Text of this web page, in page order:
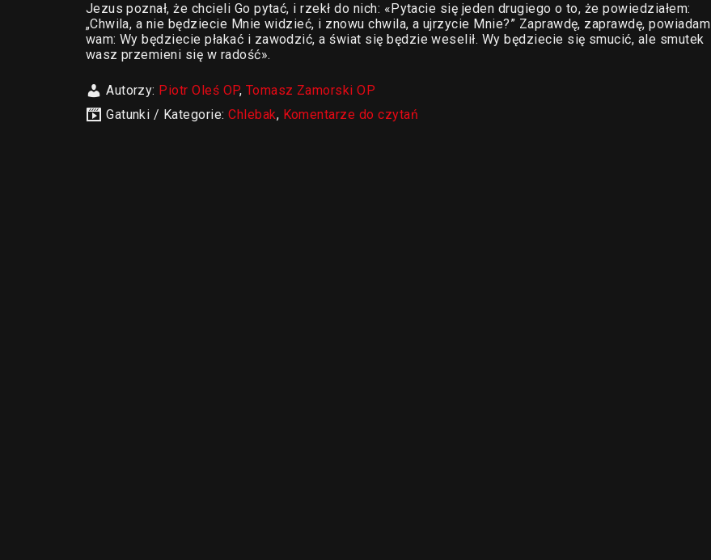
Jezus poznał, że chcieli Go pytać, i rzekł do nich: «Pytacie się jeden drugiego o to, że powiedziałem:
„Chwila, a nie będziecie Mnie widzieć, i znowu chwila, a ujrzycie Mnie?” Zaprawdę, zaprawdę, powiadam
wam: Wy będziecie płakać i zawodzić, a świat się będzie weselił. Wy będziecie się smucić, ale smutek
wasz przemieni się w radość».
Autorzy: Piotr Oleś OP, Tomasz Zamorski OP
Gatunki / Kategorie:Chlebak, Komentarze do czytań